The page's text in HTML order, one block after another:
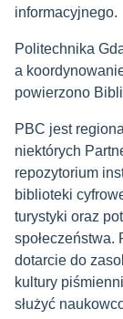
informacyjnego.
Politechnika
a
powierzono
PBC jest
niektórych
repozytorium
biblioteki
turystyki oraz
społeczeństwa.
dotarcie do
kultury
służyć